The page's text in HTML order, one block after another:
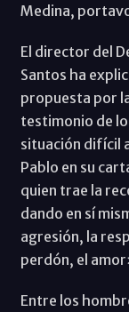
Medina,
El director del
Santos ha
propuesta por
testimonio de
situación difícil
Pablo en su
quien trae la
dando en sí
agresión, la
perdón, el
Entre los